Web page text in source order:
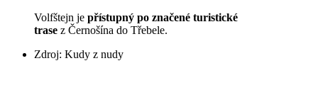
Volfštejn je přístupný po značené turistické
trase z Černošína do Třebele.
Zdroj: Kudy z nudy